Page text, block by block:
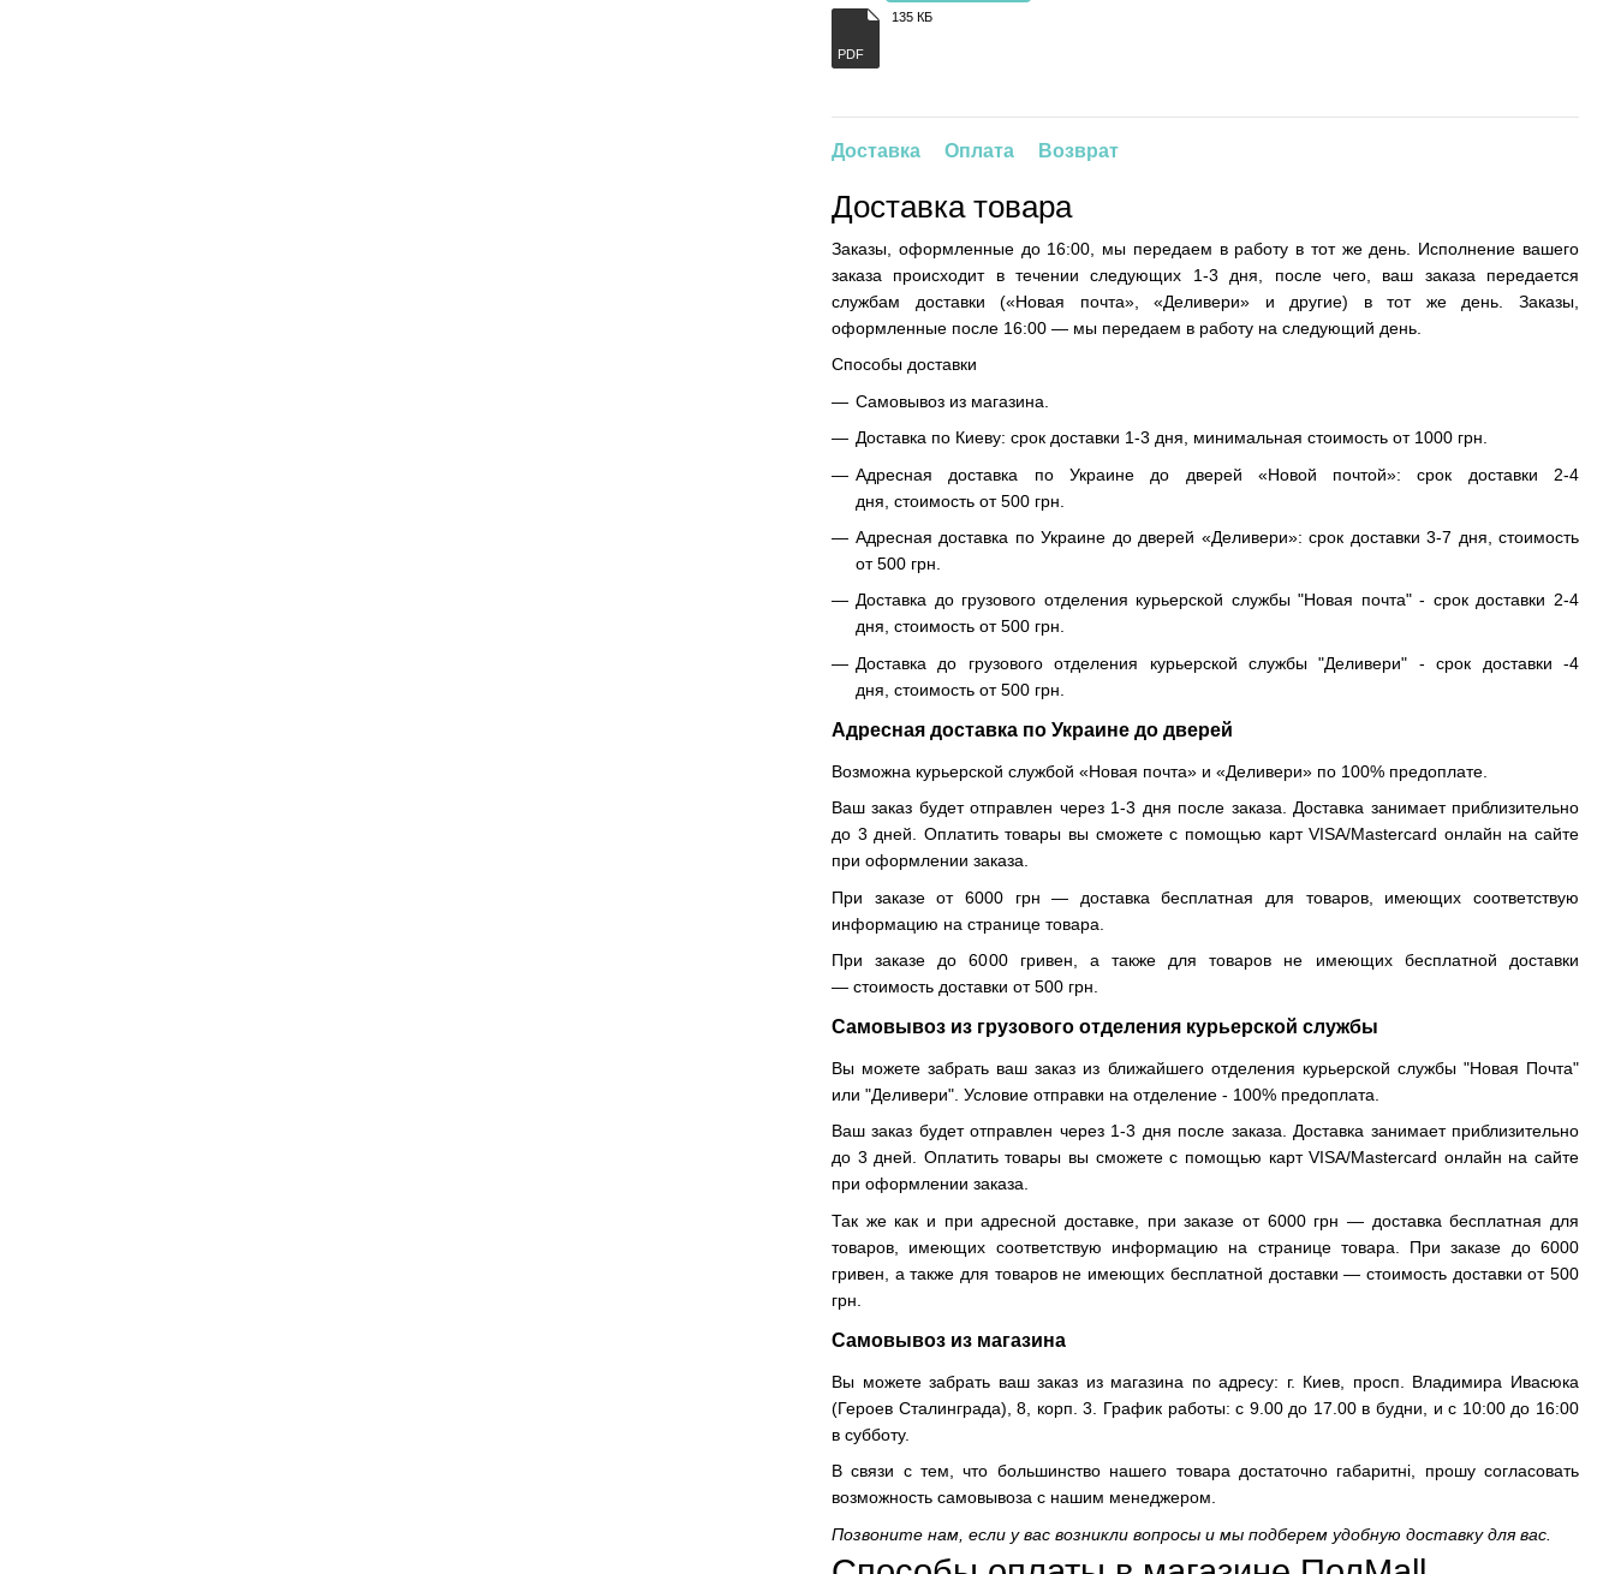
PDF
135 КБ
Доставка Оплата Возврат
Доставка товара
Заказы, оформленные до 16:00, мы передаем в работу в тот же день. Исполнение вашего
заказа происходит в течении следующих 1-3 дня, после чего, ваш заказа передается
службам доставки («Новая почта», «Деливери» и другие) в тот же день. Заказы,
оформленные после 16:00 — мы передаем в работу на следующий день.
Способы доставки
Самовывоз из магазина.
Доставка по Киеву: срок доставки 1-3 дня, минимальная стоимость от 1000 грн.
Адресная доставка по Украине до дверей «Новой почтой»: срок доставки 2-4
дня, стоимость от 500 грн.
Адресная доставка по Украине до дверей «Деливери»: срок доставки 3-7 дня, стоимость
от 500 грн.
Доставка до грузового отделения курьерской службы "Новая почта" - срок доставки 2-4
дня, стоимость от 500 грн.
Доставка до грузового отделения курьерской службы "Деливери" - срок доставки -4
дня, стоимость от 500 грн.
Адресная доставка по Украине до дверей
Возможна курьерской службой «Новая почта» и «Деливери» по 100% предоплате.
Ваш заказ будет отправлен через 1-3 дня после заказа. Доставка занимает приблизительно
до 3 дней. Оплатить товары вы сможете с помощью карт VISA/Mastercard онлайн на сайте
при оформлении заказа.
При заказе от 6000 грн — доставка бесплатная для товаров, имеющих соответствую
информацию на странице товара.
При заказе до 6000 гривен, а также для товаров не имеющих бесплатной доставки
— стоимость доставки от 500 грн.
Самовывоз из грузового отделения курьерской службы
Вы можете забрать ваш заказ из ближайшего отделения курьерской службы "Новая Почта"
или "Деливери". Условие отправки на отделение - 100% предоплата.
Ваш заказ будет отправлен через 1-3 дня после заказа. Доставка занимает приблизительно
до 3 дней. Оплатить товары вы сможете с помощью карт VISA/Mastercard онлайн на сайте
при оформлении заказа.
Так же как и при адресной доставке, при заказе от 6000 грн — доставка бесплатная для
товаров, имеющих соответствую информацию на странице товара. При заказе до 6000
гривен, а также для товаров не имеющих бесплатной доставки — стоимость доставки от 500
грн.
Самовывоз из магазина
Вы можете забрать ваш заказ из магазина по адресу: г. Киев, просп. Владимира Ивасюка
(Героев Сталинграда), 8, корп. 3. График работы: с 9.00 до 17.00 в будни, и с 10:00 до 16:00
в субботу.
В связи с тем, что большинство нашего товара достаточно габаритні, прошу согласовать
возможность самовывоза с нашим менеджером.
Позвоните нам, если у вас возникли вопросы и мы подберем удобную доставку для вас.